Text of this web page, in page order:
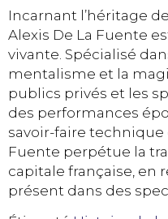
Incarnant l’héritage
Alexis De La Fuente
vivante. Spécialisé
mentalisme et la
publics privés et les
des performances
savoir-faire technique
Fuente perpétue la
capitale française, en
présent dans des